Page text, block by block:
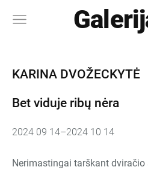
KARINA DVOŽECKYTĖ
Bet viduje ribų nėra
2024 09 14–2024 10 14
Nerimastingai tarškant